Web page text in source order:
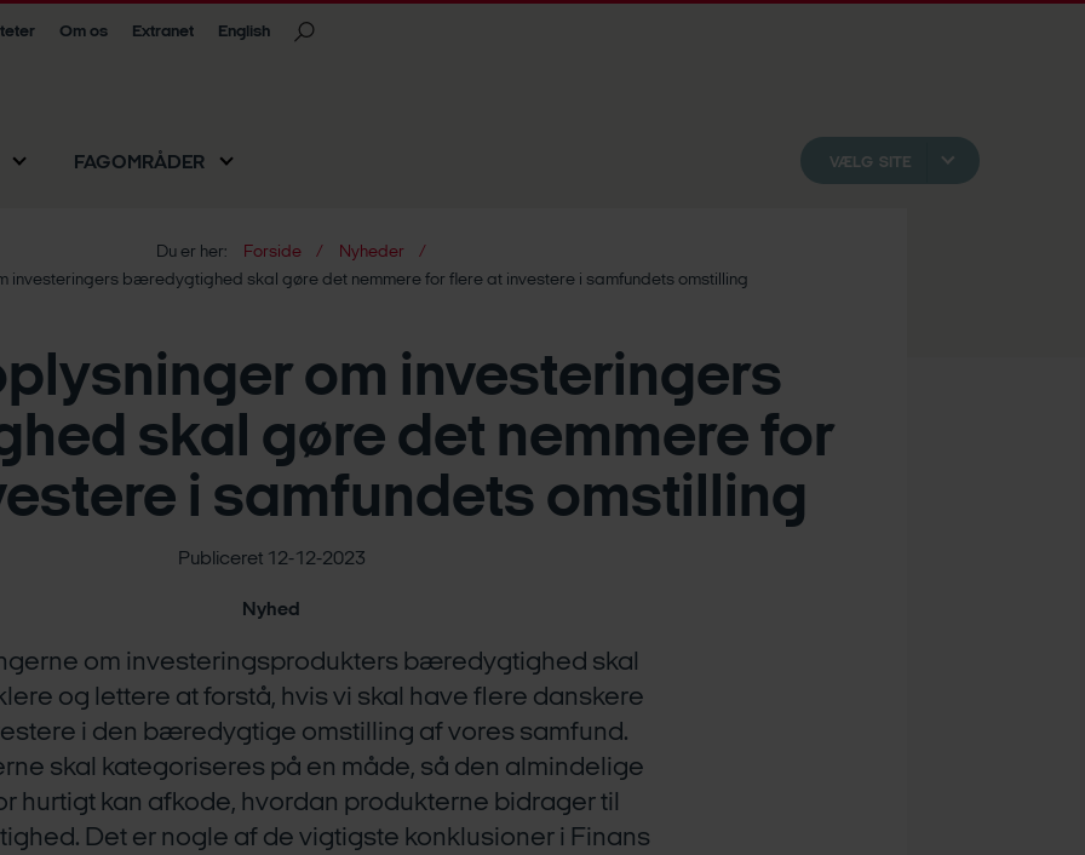
Om os Extranet English
FAGOMRÅDER VÆLG SITE
Du er her: Forside
Nyheder
investeringers bæredygtighed skal gøre det nemmere for flere at investere i samfundets omstilling
om investeringers
skal gøre det nemmere for
i samfundets omstilling
Publiceret 12-12-2023
Nyhed
om investeringsprodukters bæredygtighed skal
og lettere at forstå, hvis vi skal have flere danskere
i den bæredygtige omstilling af vores samfund.
skal kategoriseres på en måde, så den almindelige
hurtigt kan afkode, hvordan produkterne bidrager til
Det er nogle af de vigtigste konklusioner i Finans